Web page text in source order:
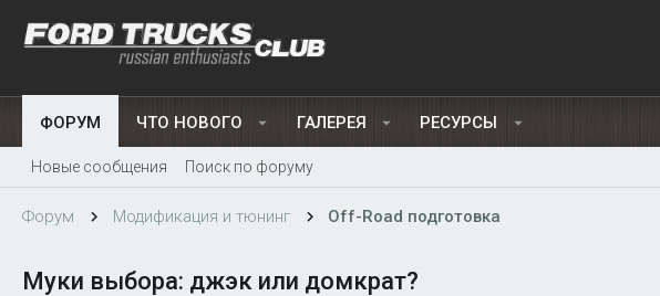
ФОРУМ ЧТО НОВОГО ГАЛЕРЕЯ РЕСУРСЫ
Новые сообщения Поиск по форуму
Форум Модификация и тюнинг Off-Road подготовка
Муки выбора: джэк или домкрат?